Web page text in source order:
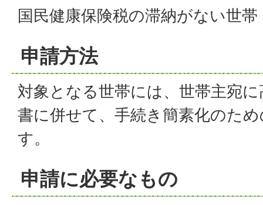
国民健康保険税の滞納がない世帯
申請方法
対象となる世帯には、世帯主宛
書に併せて、手続き簡素化のた
す。
申請に必要なもの